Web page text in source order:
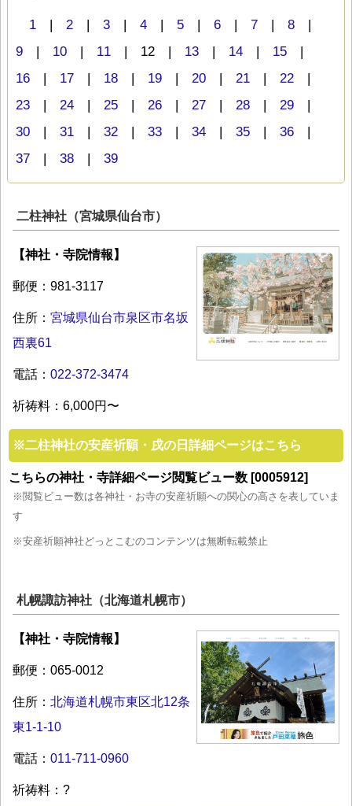
1 | 2 | 3 | 4 | 5 | 6 | 7 | 8 |
9 | 10 | 11 | 12 | 13 | 14 | 15 |
16 | 17 | 18 | 19 | 20 | 21 | 22 |
23 | 24 | 25 | 26 | 27 | 28 | 29 |
30 | 31 | 32 | 33 | 34 | 35 | 36 |
37 | 38 | 39
二柱神社（宮城県仙台市）
【神社・寺院情報】
郵便：981-3117
住所： 宮城県仙台市泉区市名坂
西裏61
電話： 022-372-3474
祈祷料：6,000円〜
※二柱神社の安産祈願・戌の日詳細ページはこちら
こちらの神社・寺詳細ページ閲覧ビュー数 [0005912]
※閲覧ビュー数は各神社・お寺の安産祈願への関心の高さを表していま
す
※安産祈願神社どっとこむのコンテンツは無断転載禁止
札幌諏訪神社（北海道札幌市）
【神社・寺院情報】
郵便：065-0012
住所： 北海道札幌市東区北12条
東1-1-10
電話： 011-711-0960
祈祷料：?